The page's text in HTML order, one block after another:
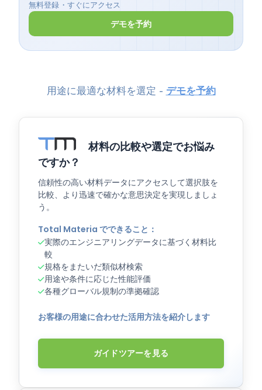
無料登録・すぐにアクセス
デモを予約
用途に最適な材料を選定 - デモを予約
材料の比較や選定でお悩み
ですか？
信頼性の高い材料データにアクセスして選択肢を
比較、より迅速で確かな意思決定を実現しましょ
う。
Total Materia でできること：
実際のエンジニアリングデータに基づく材料比
較
規格をまたいだ類似材検索
用途や条件に応じた性能評価
各種グローバル規制の準拠確認
お客様の用途に合わせた活用方法を紹介します
ガイドツアーを見る